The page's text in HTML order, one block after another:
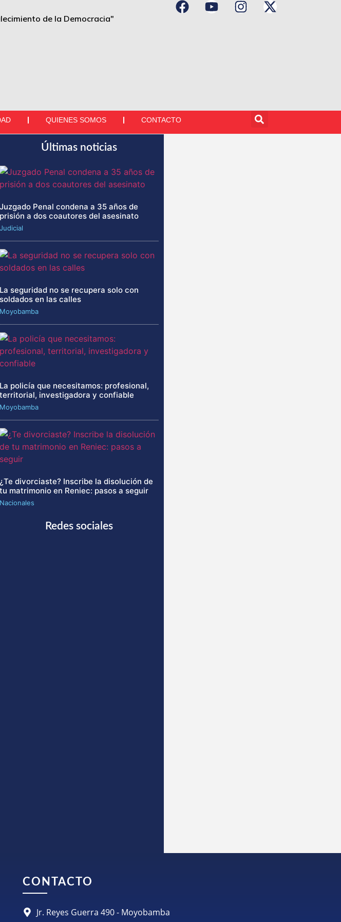
de la Democracia"
QUIENES SOMOS CONTACTO
Últimas noticias
Juzgado Penal condena a 35 años de
prisión a dos coautores del asesinato
Judicial
La seguridad no se recupera solo con
soldados en las calles
Moyobamba
La policía que necesitamos: profesional,
territorial, investigadora y confiable
Moyobamba
¿Te divorciaste? Inscribe la disolución de
tu matrimonio en Reniec: pasos a seguir
Nacionales
Redes sociales
CONTACTO
Jr. Reyes Guerra 490 - Moyobamba